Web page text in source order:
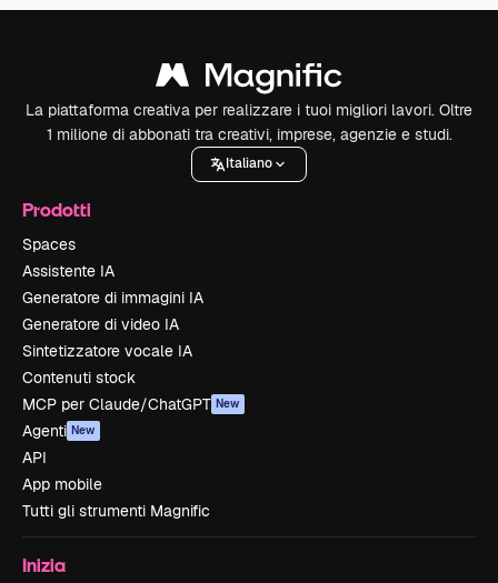
La piattaforma creativa per realizzare i tuoi migliori lavori. Oltre
1 milione di abbonati tra creativi, imprese, agenzie e studi.
Italiano
Prodotti
Spaces
Assistente IA
Generatore di immagini IA
Generatore di video IA
Sintetizzatore vocale IA
Contenuti stock
MCP per Claude/ChatGPT New
Agenti New
API
App mobile
Tutti gli strumenti Magnific
Inizia